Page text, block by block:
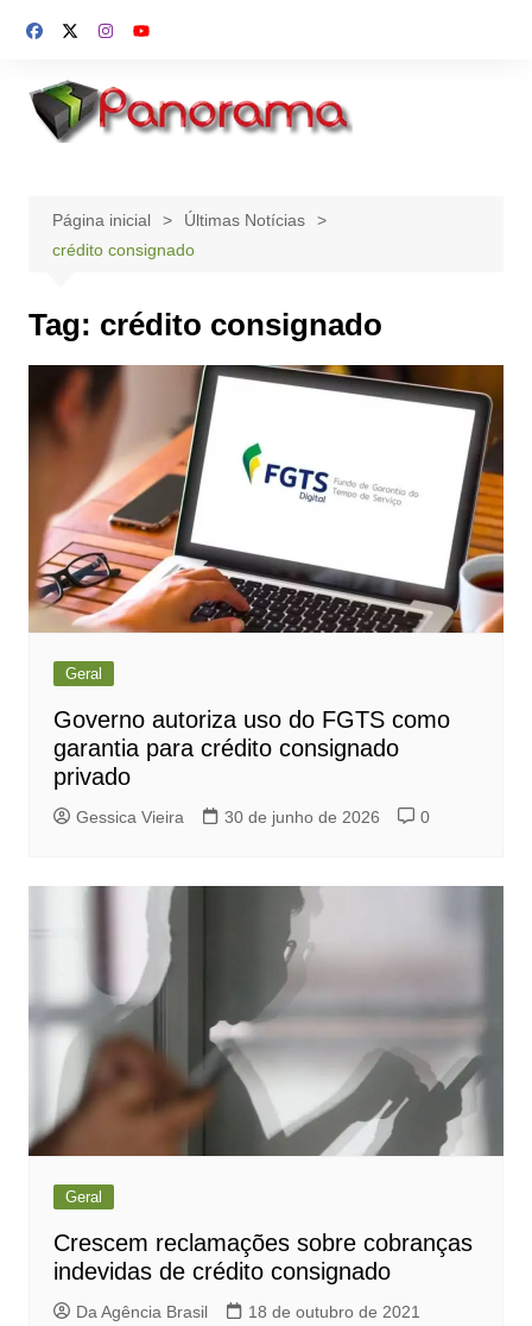
para
conteúdo
Página inicial
Últimas Notícias
crédito consignado
Tag: crédito consignado
Geral
Governo autoriza uso do FGTS como
garantia para crédito consignado
privado
Gessica Vieira 30 de junho de 2026 0
Geral
Crescem reclamações sobre cobranças
indevidas de crédito consignado
Da Agência Brasil
18 de outubro de 2021